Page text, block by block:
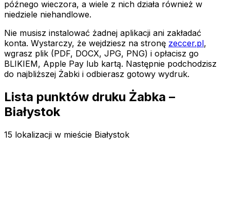
późnego wieczora, a wiele z nich działa również w
niedziele niehandlowe.
Nie musisz instalować żadnej aplikacji ani zakładać
konta. Wystarczy, że wejdziesz na stronę zeccer.pl,
wgrasz plik (PDF, DOCX, JPG, PNG) i opłacisz go
BLIKIEM, Apple Pay lub kartą. Następnie podchodzisz
do najbliższej Żabki i odbierasz gotowy wydruk.
Lista punktów druku Żabka –
Białystok
15 lokalizacji w mieście Białystok